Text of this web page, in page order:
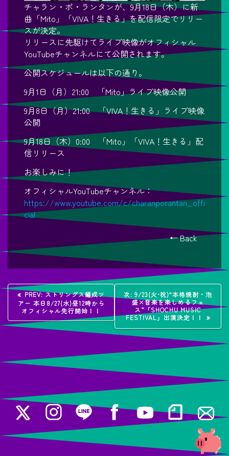
チャラン・ポ・ランタンが、9月18日（木）に新
曲「Mito」「VIVA！生きる」を配信限定でリリー
スが決定。
リリースに先駆けてライブ映像がオフィシャル
YouTubeチャンネルにて公開されます。
公開スケジュールは以下の通り。
9月1日（月）21:00 「Mito」ライブ映像公開
9月8日（月）21:00 「VIVA！生きる」ライブ映像
公開
9月18日（木）0:00 「Mito」「VIVA！生きる」配
信リリース
お楽しみに！
オフィシャルYouTubeチャンネル：
https://www.youtube.com/c/charanporantan_offi
cial
← Back
投
稿
ナ
ビ
ー
シ
ョ
PREV:過
去
の
稿:
ストリングス編成ツ
アー 本日8/27(水)昼12時から
オフィシャル先行開始！！
次: 次
の
投
稿:
9/23(火•祝)“本格焼酎・泡
盛×音楽を楽しめるフェ
ス”「SHOCHU MUSIC
FESTIVAL」出演決定！！